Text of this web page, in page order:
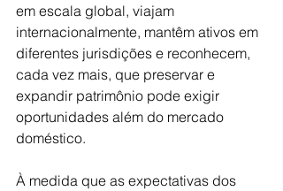
em escala global, viajam
internacionalmente, mantêm ativos em
diferentes jurisdições e reconhecem,
cada vez mais, que preservar e
expandir patrimônio pode exigir
oportunidades além do mercado
doméstico.
À medida que as expectativas dos